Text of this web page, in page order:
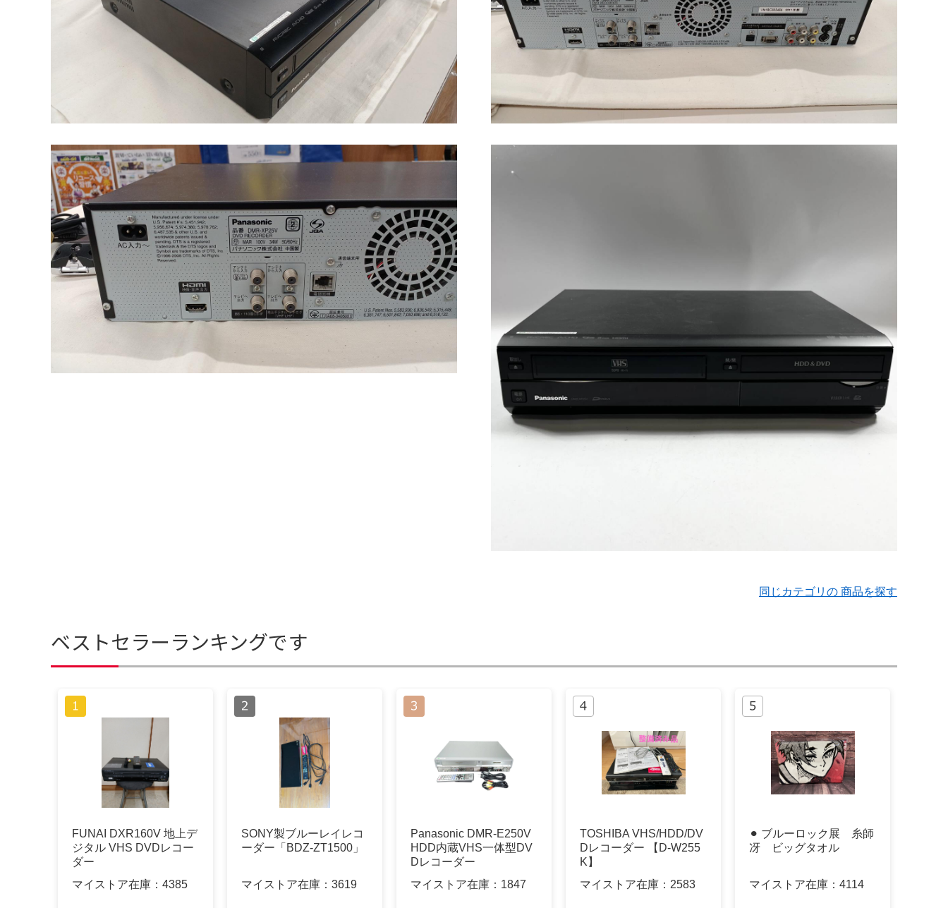
同じカテゴリの 商品を探す
ベストセラーランキングです
FUNAI DXR160V 地上デ
ジタル VHS DVDレコー
ダー
マイストア在庫： 4385
SONY製ブルーレイレコ
ーダー「BDZ-ZT1500」
マイストア在庫： 3619
Panasonic DMR-E250V
HDD内蔵VHS一体型DV
Dレコーダー
マイストア在庫： 1847
TOSHIBA VHS/HDD/DV
Dレコーダー 【D-W255
K】
マイストア在庫： 2583
⚫︎ ブルーロック展 糸師
冴 ビッグタオル
マイストア在庫： 4114